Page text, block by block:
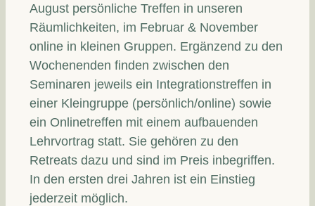
August persönliche Treffen in unseren
Räumlichkeiten, im Februar & November
online in kleinen Gruppen. Ergänzend zu den
Wochenenden finden zwischen den
Seminaren jeweils ein Integrationstreffen in
einer Kleingruppe (persönlich/online) sowie
ein Onlinetreffen mit einem aufbauenden
Lehrvortrag statt. Sie gehören zu den
Retreats dazu und sind im Preis inbegriffen.
In den ersten drei Jahren ist ein Einstieg
jederzeit möglich.